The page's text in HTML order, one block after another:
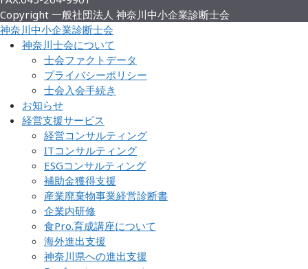
Copyright 一般社団法人 神奈川中小企業診断士会
神奈川中小企業診断士会
神奈川士会について
士会ファクトデータ
プライバシーポリシー
士会入会手続き
お知らせ
経営支援サービス
経営コンサルティング
ITコンサルティング
ESGコンサルティング
補助金獲得支援
産業廃棄物事業経営診断書
企業内研修
食Pro.育成講座について
海外進出支援
神奈川県への進出支援